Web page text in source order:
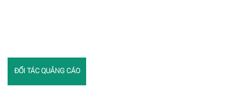
ĐỐI TÁC QUẢNG CÁO